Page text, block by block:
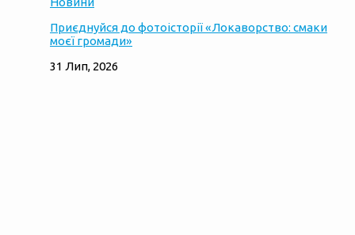
Приєднуйся до фотоісторії «Локаворство: смаки
моєї громади»
31 Лип, 2026